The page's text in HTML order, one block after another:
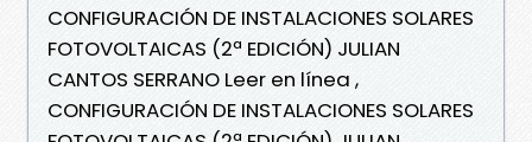
CONFIGURACIÓN DE INSTALACIONES SOLARES
FOTOVOLTAICAS (2ª EDICIÓN) JULIAN
CANTOS SERRANO Leer en línea ,
CONFIGURACIÓN DE INSTALACIONES SOLARES